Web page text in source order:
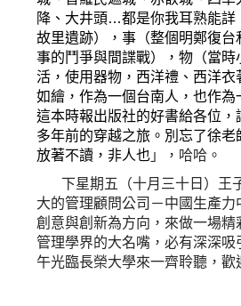
降、大井頭…都是你我耳熟能詳
故里遺跡），事（整個明鄭復台
事的鬥爭與間諜戰），物（當時
活，使用器物，西洋禮、西洋衣
如繪，作為一個台南人，也作為
這本時報出版社的好書給各位，
多年前的穿越之旅。別忘了徐
放著不讀，非人也」，哈哈。
下星期五（十月三十日）王
大的管理顧問公司－中國生產
創意與創新為方向，來做一場精
管理學界的大名嘴，必有深深
午光臨長榮大學來一齊聆聽，歡